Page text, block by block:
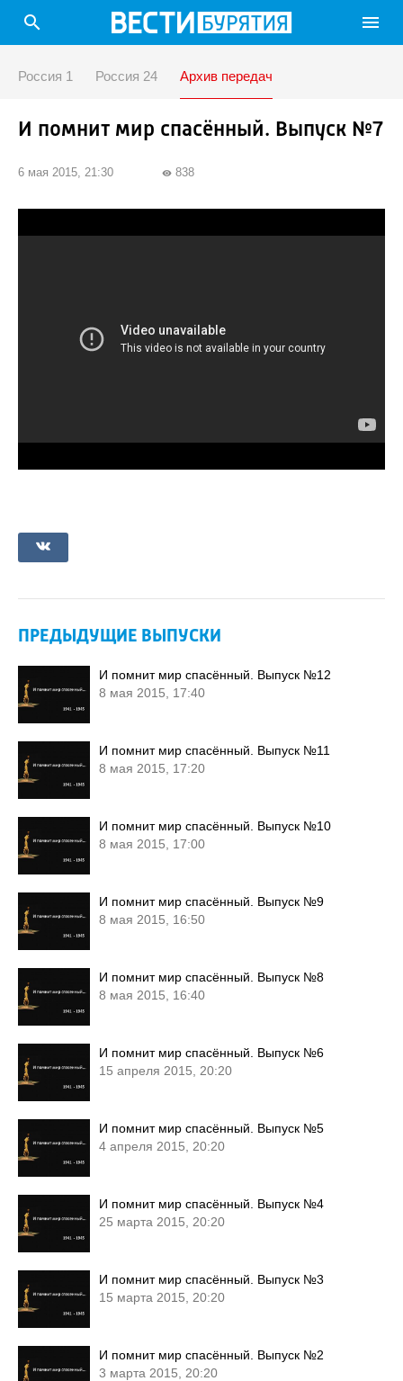
search menu
Россия 1 Россия 24 Архив передач
И помнит мир спасённый. Выпуск №7
6 мая 2015, 21:30 visibility 838
ПРЕДЫДУЩИЕ ВЫПУСКИ
И помнит мир спасённый. Выпуск №12
8 мая 2015, 17:40
И помнит мир спасённый. Выпуск №11
8 мая 2015, 17:20
И помнит мир спасённый. Выпуск №10
8 мая 2015, 17:00
И помнит мир спасённый. Выпуск №9
8 мая 2015, 16:50
И помнит мир спасённый. Выпуск №8
8 мая 2015, 16:40
И помнит мир спасённый. Выпуск №6
15 апреля 2015, 20:20
И помнит мир спасённый. Выпуск №5
4 апреля 2015, 20:20
И помнит мир спасённый. Выпуск №4
25 марта 2015, 20:20
И помнит мир спасённый. Выпуск №3
15 марта 2015, 20:20
И помнит мир спасённый. Выпуск №2
3 марта 2015, 20:20